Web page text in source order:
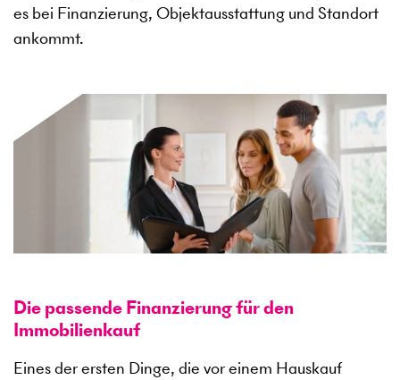
es bei Finanzierung, Objektausstattung und Standort
ankommt.
Die passende Finanzierung für den
Immobilienkauf
Eines der ersten Dinge, die vor einem Hauskauf